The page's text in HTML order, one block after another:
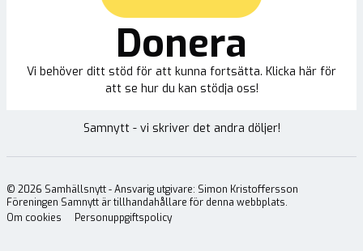
Donera
Vi behöver ditt stöd för att kunna fortsätta. Klicka här för
att se hur du kan stödja oss!
Samnytt - vi skriver det andra döljer!
© 2026 Samhällsnytt - Ansvarig utgivare: Simon Kristoffersson
Föreningen Samnytt är tillhandahållare för denna webbplats.
Om cookies
Personuppgiftspolicy